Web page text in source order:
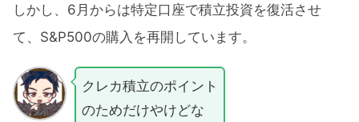
しかし、6月からは特定口座で積立投資を復活させ
て、S&P500の購入を再開しています。
クレカ積立のポイント
のためだけやけどな